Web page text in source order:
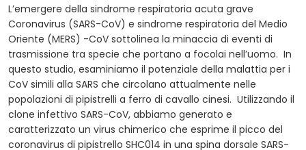
L’emergere della sindrome respiratoria acuta grave
Coronavirus (SARS-CoV) e sindrome respiratoria del Medio
Oriente (MERS) -CoV sottolinea la minaccia di eventi di
trasmissione tra specie che portano a focolai nell’uomo. In
questo studio, esaminiamo il potenziale della malattia per i
CoV simili alla SARS che circolano attualmente nelle
popolazioni di pipistrelli a ferro di cavallo cinesi. Utilizzando il
clone infettivo SARS-CoV, abbiamo generato e
caratterizzato un virus chimerico che esprime il picco del
coronavirus di pipistrello SHC014 in una spina dorsale SARS-